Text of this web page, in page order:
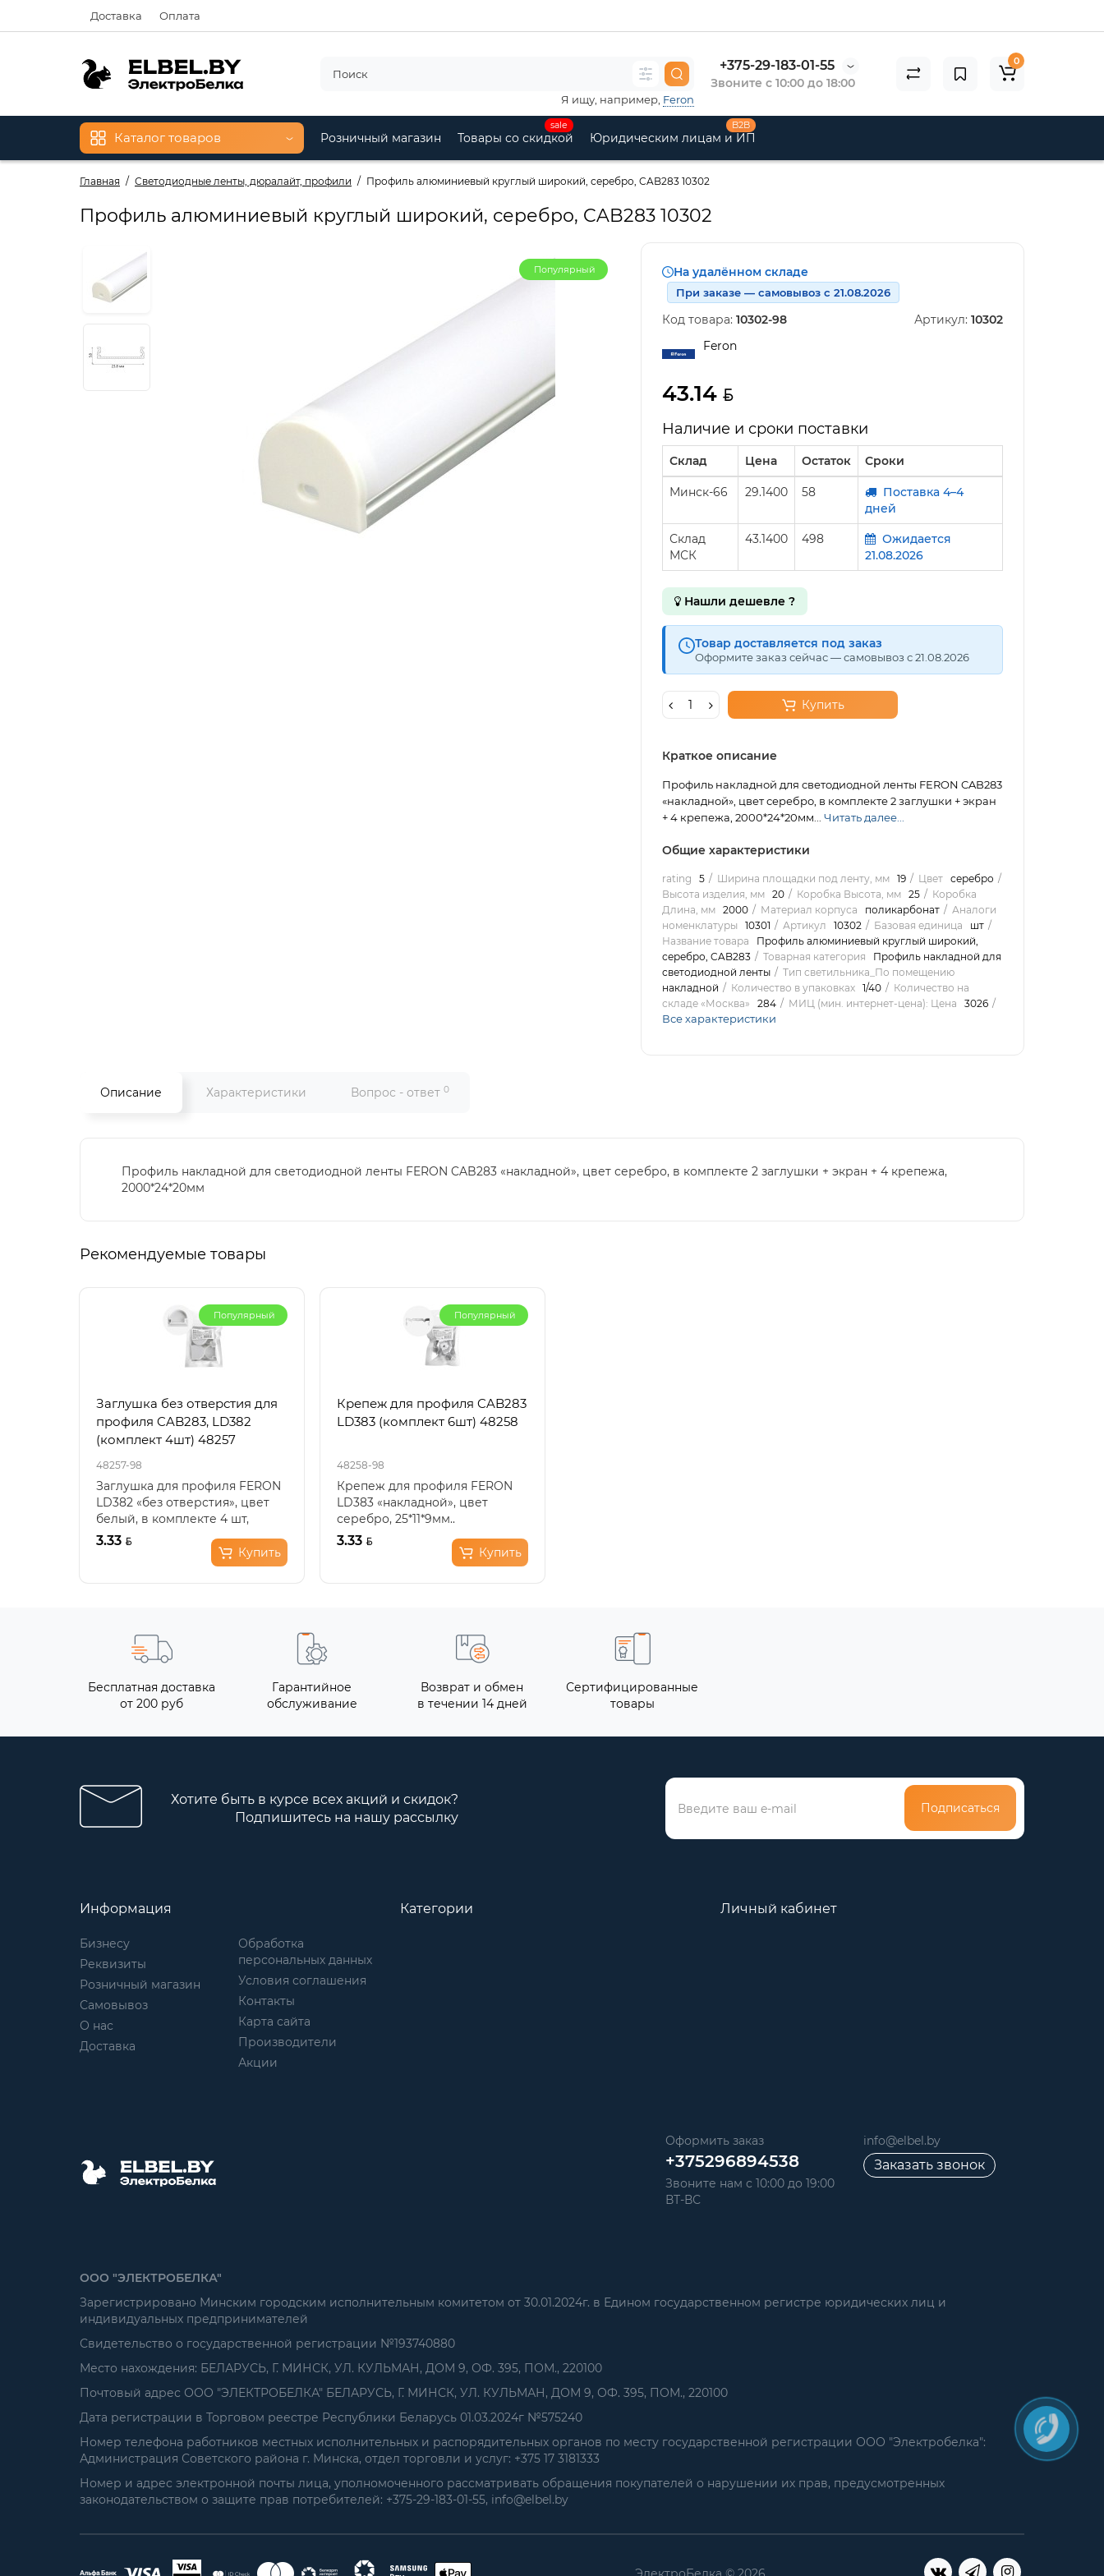
Доставка Оплата
+375-29-183-01-55
Звоните с 10:00 до 18:00
Я ищу, например, Feron
0
Каталог товаров Розничный магазин
sale
Товары со скидкой
B2B
Юридическим лицам и ИП
Главная Светодиодные ленты, дюралайт, профили Профиль алюминиевый круглый широкий, серебро, CAB283 10302
Профиль алюминиевый круглый широкий, серебро, CAB283 10302
Популярный На удалённом складе
При заказе — самовывоз с 21.08.2026
Код товара: 10302-98 Артикул: 10302
Feron
43.14
Наличие и сроки поставки
Склад Цена Остаток Сроки
Минск-66 29.1400 58
Поставка 4–4
дней
Склад
МСК
43.1400 498
Ожидается
21.08.2026
Нашли дешевле ?
Товар доставляется под заказ
Оформите заказ сейчас — самовывоз с 21.08.2026
Купить
Краткое описание
Профиль накладной для светодиодной ленты FERON CAB283
«накладной», цвет серебро, в комплекте 2 заглушки + экран
+ 4 крепежа, 2000*24*20мм... Читать далее...
Общие характеристики
rating 5 Ширина площадки под ленту, мм 19 Цвет
серебро
Высота изделия, мм
20 Коробка Высота, мм 25
Коробка
Длина, мм
2000 Материал корпуса поликарбонат
Аналоги
номенклатуры
10301 Артикул 10302 Базовая единица
шт
Название товара
Профиль алюминиевый круглый широкий,
серебро, CAB283
Товарная категория
Профиль накладной для
светодиодной ленты
Тип светильника_По помещению
накладной
Количество в упаковках 1/40
Количество на
складе «Москва»
284 МИЦ (мин. интернет-цена): Цена 3026
Все характеристики
Описание Характеристики Вопрос - ответ 0
Профиль накладной для светодиодной ленты FERON CAB283 «накладной», цвет серебро, в комплекте 2 заглушки + экран + 4 крепежа,
2000*24*20мм
Рекомендуемые товары
Популярный
Заглушка без отверстия для
профиля CAB283, LD382
(комплект 4шт) 48257
48257-98
Заглушка для профиля FERON
LD382 «без отверстия», цвет
белый, в комплекте 4 шт,
24*6*21мм..
3.33
Купить
Популярный
Крепеж для профиля CAB283
LD383 (комплект 6шт) 48258
48258-98
Крепеж для профиля FERON
LD383 «накладной», цвет
серебро, 25*11*9мм..
3.33
Купить
Бесплатная доставка
от 200 руб
Гарантийное
обслуживание
Возврат и обмен
в течении 14 дней
Сертифицированные
товары
Хотите быть в курсе всех акций и скидок?
Подпишитесь на нашу рассылку
Подписаться
Информация
Бизнесу
Реквизиты
Розничный магазин
Самовывоз
О нас
Доставка
Обработка
персональных данных
Условия соглашения
Контакты
Карта сайта
Производители
Акции
Категории Личный кабинет
Оформить заказ
+375296894538
Звоните нам с 10:00 до 19:00
ВТ-ВС
info@elbel.by
Заказать звонок
ООО "ЭЛЕКТРОБЕЛКА"
Зарегистрировано Минским городским исполнительным комитетом от 30.01.2024г. в Едином государственном регистре юридических лиц и
индивидуальных предпринимателей
Свидетельство о государственной регистрации №193740880
Место нахождения: БЕЛАРУСЬ, Г. МИНСК, УЛ. КУЛЬМАН, ДОМ 9, ОФ. 395, ПОМ., 220100
Почтовый адрес ООО "ЭЛЕКТРОБЕЛКА" БЕЛАРУСЬ, Г. МИНСК, УЛ. КУЛЬМАН, ДОМ 9, ОФ. 395, ПОМ., 220100
Дата регистрации в Торговом реестре Республики Беларусь 01.03.2024г №575240
Номер телефона работников местных исполнительных и распорядительных органов по месту государственной регистрации ООО "Электробелка":
Администрация Советского района г. Минска, отдел торговли и услуг: +375 17 3181333
Номер и адрес электронной почты лица, уполномоченного рассматривать обращения покупателей о нарушении их прав, предусмотренных
законодательством о защите прав потребителей: +375-29-183-01-55, info@elbel.by